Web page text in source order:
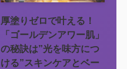
厚塗りゼロで叶える！
「ゴールデンアワー肌」
の秘訣は”光を味方につ
ける”スキンケアとベー